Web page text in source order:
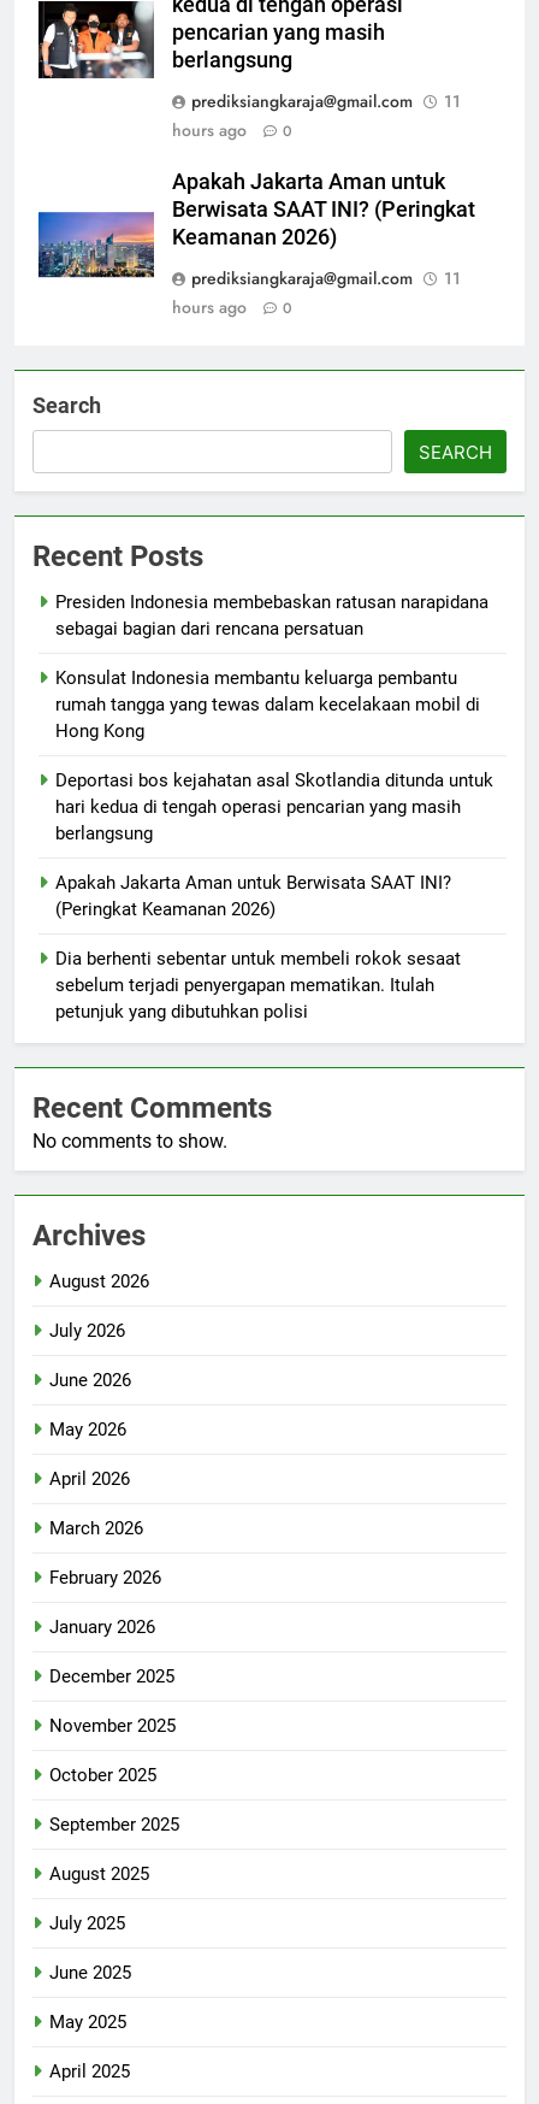
pencarian yang masih
berlangsung
prediksiangkaraja@gmail.com
11
hours ago
0
Apakah Jakarta Aman untuk
Berwisata SAAT INI? (Peringkat
Keamanan 2026)
prediksiangkaraja@gmail.com
11
hours ago
0
Search
SEARCH
Recent Posts
Presiden Indonesia membebaskan ratusan narapidana
sebagai bagian dari rencana persatuan
Konsulat Indonesia membantu keluarga pembantu
rumah tangga yang tewas dalam kecelakaan mobil di
Hong Kong
Deportasi bos kejahatan asal Skotlandia ditunda untuk
hari kedua di tengah operasi pencarian yang masih
berlangsung
Apakah Jakarta Aman untuk Berwisata SAAT INI?
(Peringkat Keamanan 2026)
Dia berhenti sebentar untuk membeli rokok sesaat
sebelum terjadi penyergapan mematikan. Itulah
petunjuk yang dibutuhkan polisi
Recent Comments
No comments to show.
Archives
August 2026
July 2026
June 2026
May 2026
April 2026
March 2026
February 2026
January 2026
December 2025
November 2025
October 2025
September 2025
August 2025
July 2025
June 2025
May 2025
April 2025